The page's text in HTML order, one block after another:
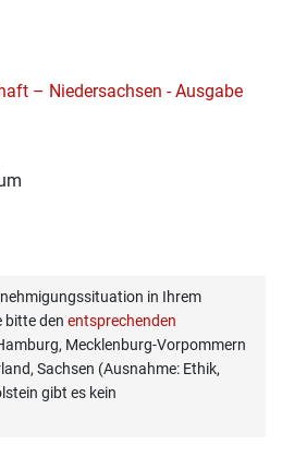
– Niedersachsen - Ausgabe
in Ihrem
bitte den entsprechenden
Mecklenburg-Vorpommern
Sachsen (Ausnahme: Ethik,
gibt es kein